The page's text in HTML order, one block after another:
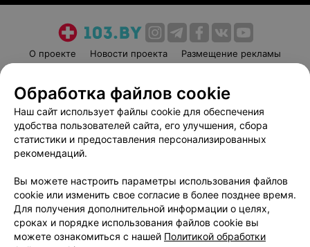
О проекте Новости проекта
Размещение рекламы
Пользовательское соглашение
Способы оплаты
Вакансии
Партнеры
Написать руководителю 103.by
Обработка персональных данных
Обработка файлов cookie
Наш сайт использует файлы cookie для обеспечения
удобства пользователей сайта, его улучшения, сбора
статистики и предоставления персонализированных
рекомендаций.
Вы можете настроить параметры использования файлов
cookie или изменить свое согласие в более позднее время.
Для получения дополнительной информации о целях,
сроках и порядке использования файлов cookie вы
можете ознакомиться с нашей Политикой обработки